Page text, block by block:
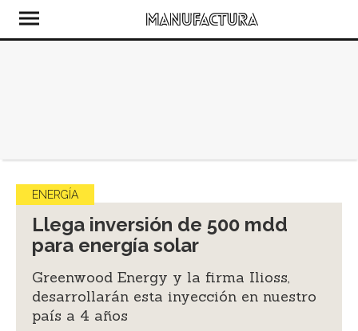
ENERGÍA
Llega inversión de 500 mdd
para energía solar
Greenwood Energy y la firma Ilioss,
desarrollarán esta inyección en nuestro
país a 4 años